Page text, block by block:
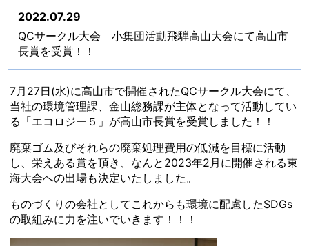
2022.07.29
QCサークル大会 小集団活動飛騨高山大会にて高山市
長賞を受賞！！
7月27日(水)に高山市で開催されたQCサークル大会にて、
当社の環境管理課、金山総務課が主体となって活動してい
る「エコロジー５」が高山市長賞を受賞しました！！
廃棄ゴム及びそれらの廃棄処理費用の低減を目標に活動
し、栄えある賞を頂き、なんと2023年2月に開催される東
海大会への出場も決定いたしました。
ものづくりの会社としてこれからも環境に配慮したSDGs
の取組みに力を注いでいきます！！！